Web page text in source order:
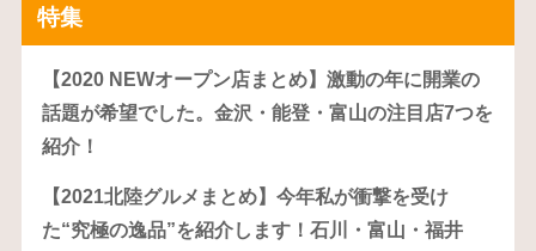
特集
【2020 NEWオープン店まとめ】激動の年に開業の
話題が希望でした。金沢・能登・富山の注目店7つを
紹介！
【2021北陸グルメまとめ】今年私が衝撃を受け
た“究極の逸品”を紹介します！石川・富山・福井